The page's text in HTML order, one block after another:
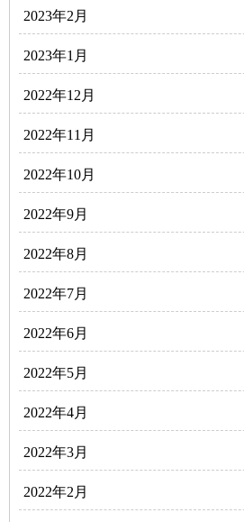
2023年2月
2023年1月
2022年12月
2022年11月
2022年10月
2022年9月
2022年8月
2022年7月
2022年6月
2022年5月
2022年4月
2022年3月
2022年2月